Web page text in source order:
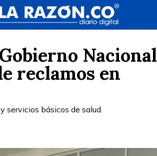
Nacional
reclamos en
servicios básicos de salud.